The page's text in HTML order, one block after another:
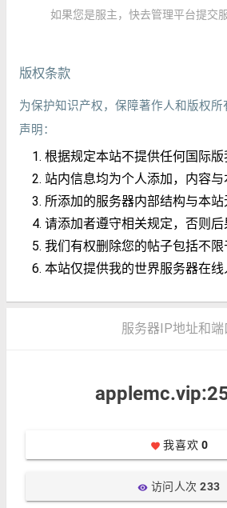
如果您是服主，快去管理平台提交
版权条款
为保护知识产权，保障著作人和版权
声明：
根据规定本站不提供任何国际
站内信息均为个人添加，内容与
所添加的服务器内部结构与本站
请添加者遵守相关规定，否则后
我们有权删除您的帖子包括不
本站仅提供我的世界服务器在
服务器IP地址和端
favorite 我喜欢 0
visibility访问人次233